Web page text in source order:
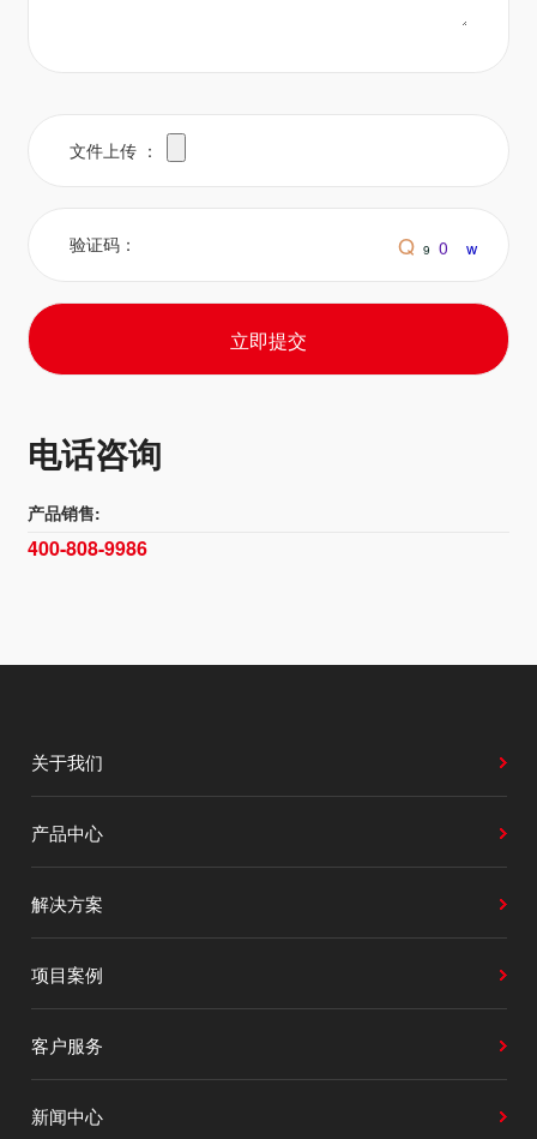
文件上传 ：
验证码： Q 9 0 w
立即提交
电话咨询
产品销售:
400-808-9986
关于我们
产品中心
解决方案
项目案例
客户服务
新闻中心